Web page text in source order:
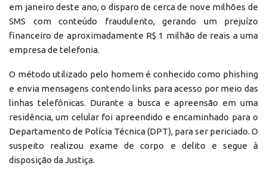
em janeiro deste ano, o disparo de cerca de nove milhões de
SMS com conteúdo fraudulento, gerando um prejuízo
financeiro de aproximadamente R$ 1 milhão de reais a uma
empresa de telefonia.
O método utilizado pelo homem é conhecido como phishing
e envia mensagens contendo links para acesso por meio das
linhas telefônicas. Durante a busca e apreensão em uma
residência, um celular foi apreendido e encaminhado para o
Departamento de Polícia Técnica (DPT), para ser periciado. O
suspeito realizou exame de corpo e delito e segue à
disposição da Justiça.